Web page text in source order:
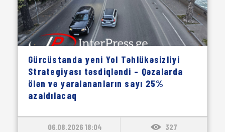
Gürcüstanda yeni Yol Təhlükəsizliyi
Strategiyası təsdiqləndi – Qəzalarda
ölən və yaralananların sayı 25%
azaldılacaq
06.08.2026 18:04 327